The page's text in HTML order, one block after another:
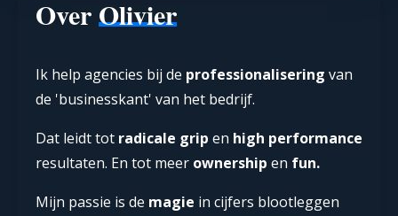
OverOlivier
Ik help agencies bij de professionalisering van
de 'businesskant' van het bedrijf.
Dat leidt tot radicale grip en high performance
resultaten. En tot meer ownership en fun.
Mijn passie is de magie in cijfers blootleggen